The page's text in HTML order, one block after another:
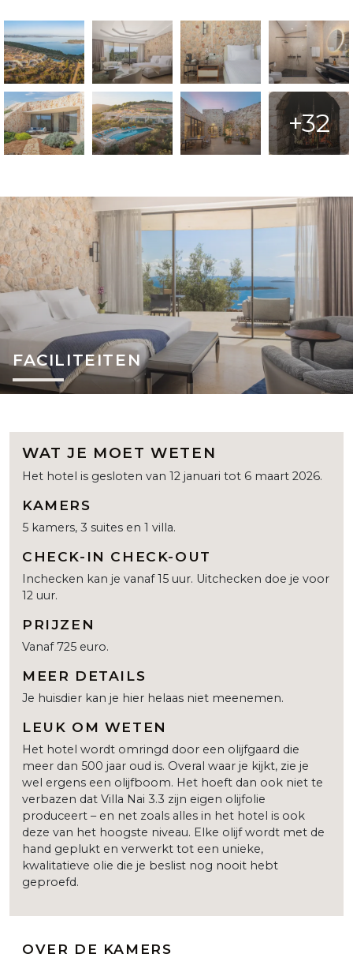
+32
FACILITEITEN
WAT JE MOET WETEN
Het hotel is gesloten van 12 januari tot 6 maart 2026.
KAMERS
5 kamers, 3 suites en 1 villa.
CHECK-IN CHECK-OUT
Inchecken kan je vanaf 15 uur. Uitchecken doe je voor
12 uur.
PRIJZEN
Vanaf 725 euro.
MEER DETAILS
Je huisdier kan je hier helaas niet meenemen.
LEUK OM WETEN
Het hotel wordt omringd door een olijfgaard die
meer dan 500 jaar oud is. Overal waar je kijkt, zie je
wel ergens een olijfboom. Het hoeft dan ook niet te
verbazen dat Villa Nai 3.3 zijn eigen olijfolie
produceert – en net zoals alles in het hotel is ook
deze van het hoogste niveau. Elke olijf wordt met de
hand geplukt en verwerkt tot een unieke,
kwalitatieve olie die je beslist nog nooit hebt
geproefd.
OVER DE KAMERS